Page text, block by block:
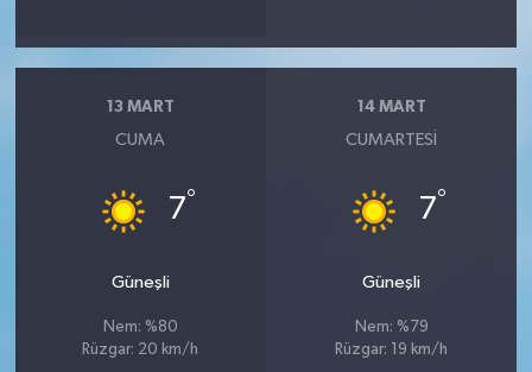
13 MART
CUMA
7°
Güneşli
Nem: %80
Rüzgar: 20 km/h
14 MART
CUMARTESI
7°
Güneşli
Nem: %79
Rüzgar: 19 km/h